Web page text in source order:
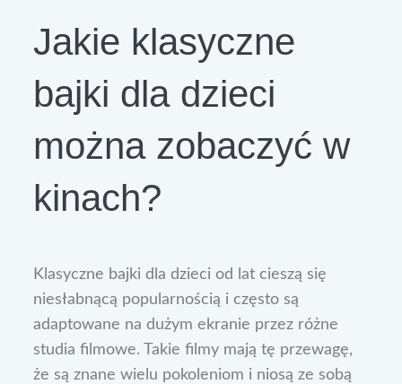
Jakie klasyczne
bajki dla dzieci
można zobaczyć w
kinach?
Klasyczne bajki dla dzieci od lat cieszą się
niesłabnącą popularnością i często są
adaptowane na dużym ekranie przez różne
studia filmowe. Takie filmy mają tę przewagę,
że są znane wielu pokoleniom i niosą ze sobą